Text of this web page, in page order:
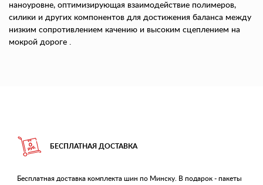
наноуровне, оптимизирующая взаимодействие полимеров,
силики и других компонентов для достижения баланса между
низким сопротивлением качению и высоким сцеплением на
мокрой дороге .
БЕСПЛАТНАЯ ДОСТАВКА
Бесплатная доставка комплекта шин по Минску. В подарок - пакеты